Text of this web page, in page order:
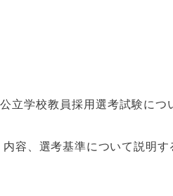
学校教員採用選考試験に
容、選考基準について説明